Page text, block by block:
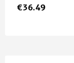
€36.49